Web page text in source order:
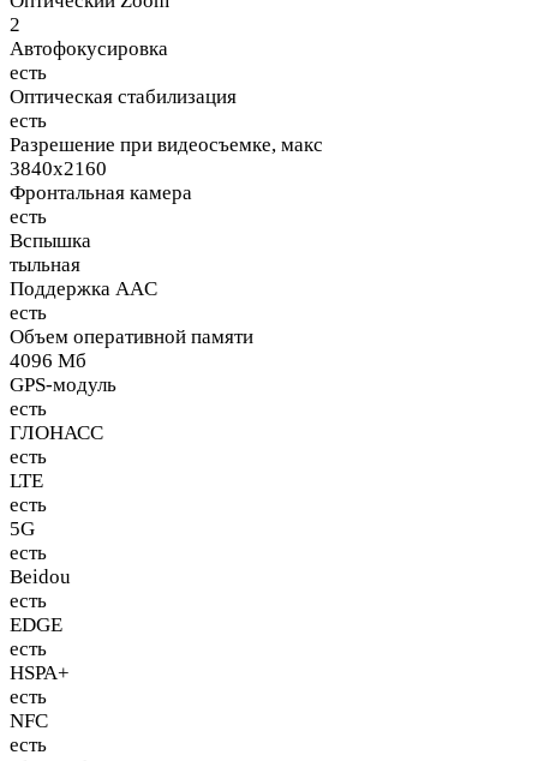
2
Автофокусировка
есть
Оптическая стабилизация
есть
Разрешение при видеосъемке, макс
3840x2160
Фронтальная камера
есть
Вспышка
тыльная
Поддержка AAC
есть
Объем оперативной памяти
4096 Мб
GPS-модуль
есть
ГЛОНАСС
есть
LTE
есть
5G
есть
Beidou
есть
EDGE
есть
HSPA+
есть
NFC
есть